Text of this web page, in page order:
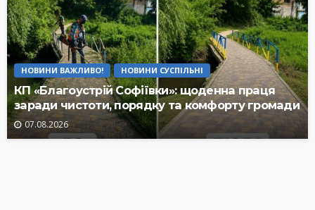
НОВИНИ ВАЖЛИВО! НОВИНИ СУСПІЛЬНІ
КП «Благоустрій Софіївки»: щоденна праця
заради чистоти, порядку та комфорту громади
07.08.2026